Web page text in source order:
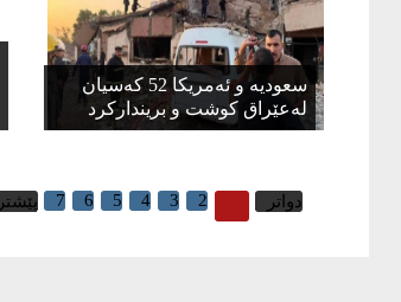
سعودیە و ئەمریكا 52 كەسیان
لەعێراق كوشت و برینداركرد
دواتر 2
3
4
5
6
7 پێشتر